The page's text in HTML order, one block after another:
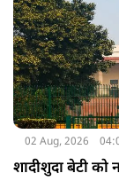
02 Aug, 2026
शादीशुदा बेटी को